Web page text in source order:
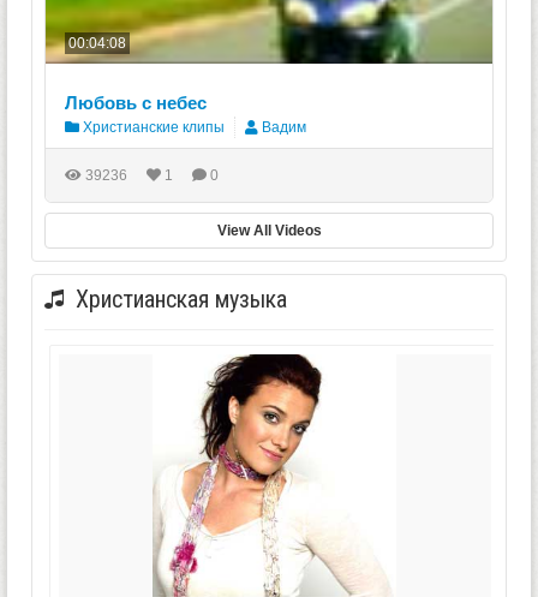
00:04:08
Любовь с небес
Христианские клипы Вадим
39236 1 0
View All Videos
Христианская музыка